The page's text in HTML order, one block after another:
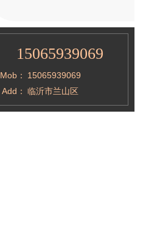
15065939069
Mob：
15065939069
Add： 临沂市兰山区